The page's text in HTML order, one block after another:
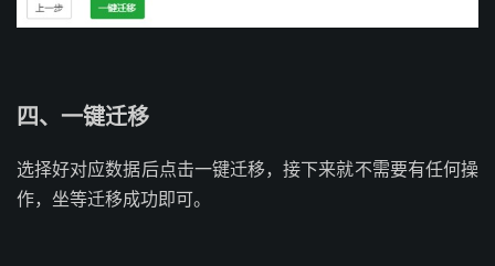
四、一键迁移
选择好对应数据后点击一键迁移，接下来就不需要有任何操
作，坐等迁移成功即可。